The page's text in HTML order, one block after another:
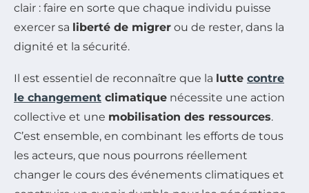
clair : faire en sorte que chaque individu puisse
exercer sa liberté de migrer ou de rester, dans la
dignité et la sécurité.
Il est essentiel de reconnaître que la lutte contre
le changement climatique nécessite une action
collective et une mobilisation des ressources.
C’est ensemble, en combinant les efforts de tous
les acteurs, que nous pourrons réellement
changer le cours des événements climatiques et